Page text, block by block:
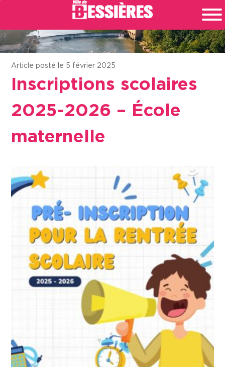
Article posté le 5 février 2025
Inscriptions scolaires
2025-2026 – École
maternelle